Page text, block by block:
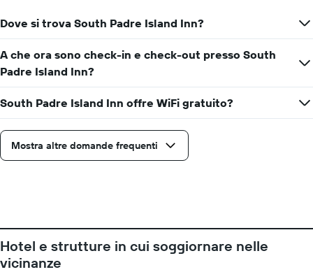
indicare
il
prezzo
medio
camera
ci
alla
data
del
soggiorno
grafico
ha
1
numero
di
giorni
Dove si trova South Padre Island Inn?
A che ora sono check-in e check-out presso South
Padre Island Inn?
South Padre Island Inn offre WiFi gratuito?
Mostra altre domande frequenti
Hotel e strutture in cui soggiornare nelle
vicinanze